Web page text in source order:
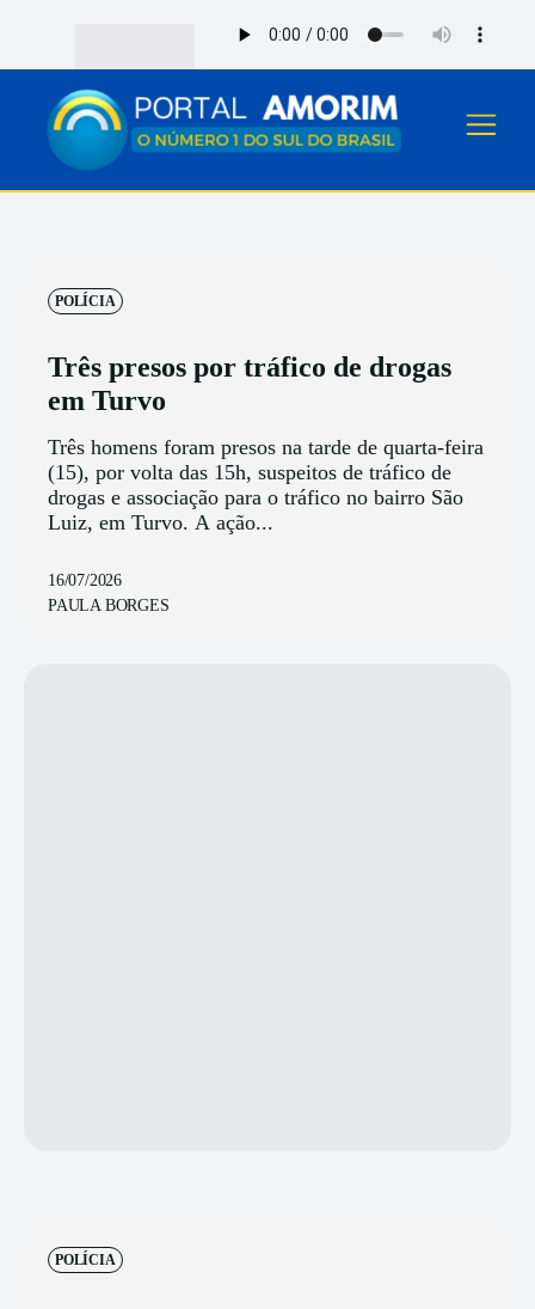
POLÍCIA
Três presos por tráfico de drogas
em Turvo
Três homens foram presos na tarde de quarta-feira
(15), por volta das 15h, suspeitos de tráfico de
drogas e associação para o tráfico no bairro São
Luiz, em Turvo. A ação...
16/07/2026
PAULA BORGES
POLÍCIA